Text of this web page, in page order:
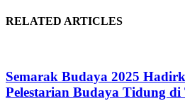
RELATED ARTICLES
Semarak Budaya 2025
Pelestarian Budaya Tidung di